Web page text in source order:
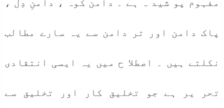
مفہوم پو شید ہ ہے ۔ دامن کوہ ، دامنِ دِل ،
پاک دامن اور تر دامن سے یہ سارے مطالب
نکلتے ہیں ۔ اصطلا ح میں یہ ایسی انتقادی
تحر یر ہے جو تخلیق کار اور تخلیق سے